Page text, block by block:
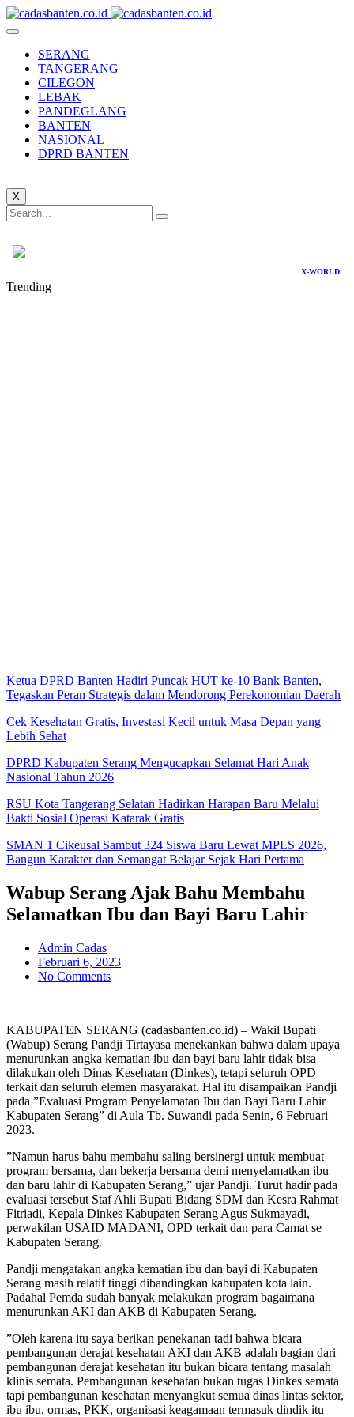
SERANG
TANGERANG
CILEGON
LEBAK
PANDEGLANG
BANTEN
NASIONAL
DPRD BANTEN
X
X-WORLD
Trending
Ketua DPRD Banten Hadiri Puncak HUT ke-10 Bank Banten,
Tegaskan Peran Strategis dalam Mendorong Perekonomian Daerah
Cek Kesehatan Gratis, Investasi Kecil untuk Masa Depan yang
Lebih Sehat
DPRD Kabupaten Serang Mengucapkan Selamat Hari Anak
Nasional Tahun 2026
RSU Kota Tangerang Selatan Hadirkan Harapan Baru Melalui
Bakti Sosial Operasi Katarak Gratis
SMAN 1 Cikeusal Sambut 324 Siswa Baru Lewat MPLS 2026,
Bangun Karakter dan Semangat Belajar Sejak Hari Pertama
Wabup Serang Ajak Bahu Membahu
Selamatkan Ibu dan Bayi Baru Lahir
Admin Cadas
Februari 6, 2023
No Comments
KABUPATEN SERANG (cadasbanten.co.id) – Wakil Bupati
(Wabup) Serang Pandji Tirtayasa menekankan bahwa dalam upaya
menurunkan angka kematian ibu dan bayi baru lahir tidak bisa
dilakukan oleh Dinas Kesehatan (Dinkes), tetapi seluruh OPD
terkait dan seluruh elemen masyarakat. Hal itu disampaikan Pandji
pada ”Evaluasi Program Penyelamatan Ibu dan Bayi Baru Lahir
Kabupaten Serang” di Aula Tb. Suwandi pada Senin, 6 Februari
2023.
”Namun harus bahu membahu saling bersinergi untuk membuat
program bersama, dan bekerja bersama demi menyelamatkan ibu
dan baru lahir di Kabupaten Serang,” ujar Pandji. Turut hadir pada
evaluasi tersebut Staf Ahli Bupati Bidang SDM dan Kesra Rahmat
Fitriadi, Kepala Dinkes Kabupaten Serang Agus Sukmayadi,
perwakilan USAID MADANI, OPD terkait dan para Camat se
Kabupaten Serang.
Pandji mengatakan angka kematian ibu dan bayi di Kabupaten
Serang masih relatif tinggi dibandingkan kabupaten kota lain.
Padahal Pemda sudah banyak melakukan program bagaimana
menurunkan AKI dan AKB di Kabupaten Serang.
”Oleh karena itu saya berikan penekanan tadi bahwa bicara
pembangunan derajat kesehatan AKI dan AKB adalah bagian dari
pembangunan derajat kesehatan itu bukan bicara tentang masalah
klinis semata. Pembangunan kesehatan bukan tugas Dinkes semata
tapi pembangunan kesehatan menyangkut semua dinas lintas sektor,
ibu ibu, ormas, PKK, organisasi keagamaan termasuk dindik itu